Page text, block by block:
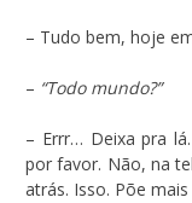
– Tudo bem, hoje
– “Todo mundo?”
– Errr… Deixa pra
por favor. Não, na
atrás. Isso. Põe